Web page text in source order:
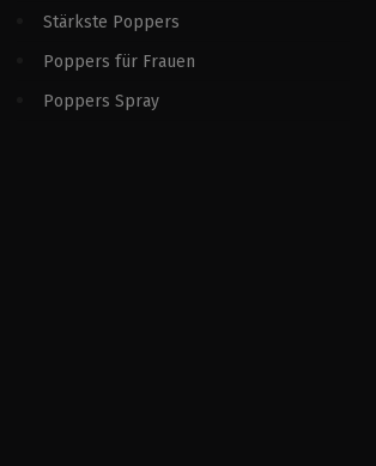
Stärkste Poppers
Poppers für Frauen
Poppers Spray